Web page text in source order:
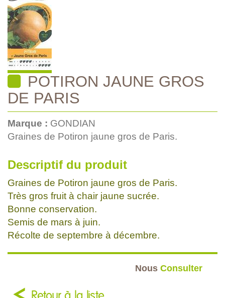
POTIRON JAUNE GROS
DE PARIS
Marque : GONDIAN
Graines de Potiron jaune gros de Paris.
Descriptif du produit
Graines de Potiron jaune gros de Paris.
Très gros fruit à chair jaune sucrée.
Bonne conservation.
Semis de mars à juin.
Récolte de septembre à décembre.
Nous Consulter